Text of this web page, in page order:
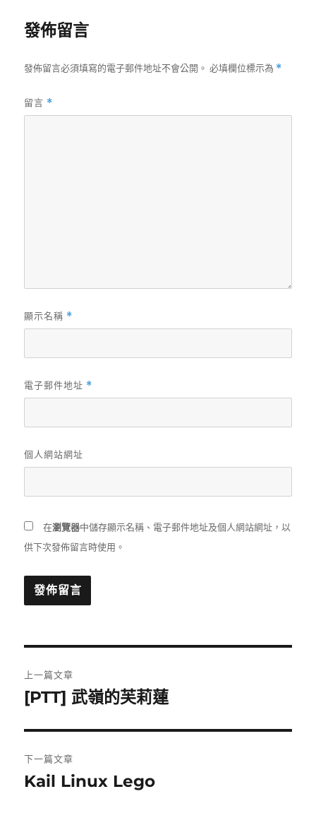
發佈留言
發佈留言必須填寫的電子郵件地址不會公開。 必填欄位標示為 *
留言 *
顯示名稱 *
電子郵件地址 *
個人網站網址
在瀏覽器中儲存顯示名稱、電子郵件地址及個人網站網址，以
供下次發佈留言時使用。
章
覽
上一篇文章
上
篇
文
章:
[PTT] 武嶺的芙莉蓮
下一篇文章
下
Kail Linux Lego